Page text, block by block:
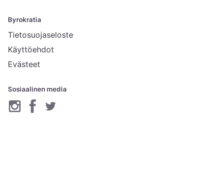
Byrokratia
Tietosuojaseloste
Käyttöehdot
Evästeet
Sosiaalinen media